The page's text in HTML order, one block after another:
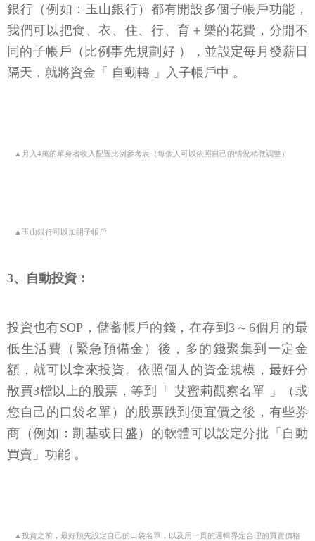
銀行（例如：玉山銀行）都有開設多個子帳戶功能，
我們可以把食、衣、住、行、育＋樂的花費，分開不
同的子帳戶（比例事先規劃好 ），並設定每月發薪日
隔天，就將資金「 自動轉 」入子帳戶中 。
▲月入4萬的單身者收入配置比例參考表（每個人可以依照自己的情況稍微調整）
▲玉山銀行可以加開子帳戶
3、自動投資：
投資也有SOP，儲蓄帳戶的錢，在存到3～6個月的最
低生活費（緊急預備金）後，多的錢聚集到一定金
額，就可以拿來投資。依照個人的資金規模，最好分
散買3檔以上的股票，等到「 艾蜜莉觀察名單 」（或
您自己的口袋名單）的股票跌到便宜價之後，有些券
商（例如：凱基或日盛）的軟體可以設定分批「自動
買賣」功能 。
▲投資之前，最好預先設定自己的口袋名單，以及用一貫的邏輯界定合理的買賣價格